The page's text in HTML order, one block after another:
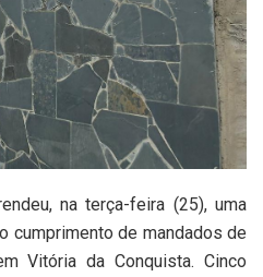
na terça-feira (25), uma
cumprimento de mandados de
Vitória da Conquista. Cinco